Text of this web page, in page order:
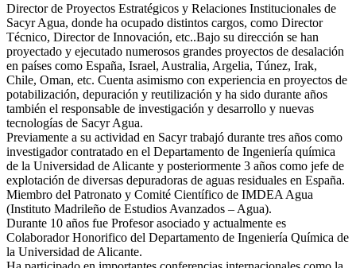
Director de Proyectos Estratégicos y Relaciones Institucionales de
Sacyr Agua, donde ha ocupado distintos cargos, como Director
Técnico, Director de Innovación, etc..Bajo su dirección se han
proyectado y ejecutado numerosos grandes proyectos de desalación
en países como España, Israel, Australia, Argelia, Túnez, Irak,
Chile, Oman, etc. Cuenta asimismo con experiencia en proyectos de
potabilización, depuración y reutilización y ha sido durante años
también el responsable de investigación y desarrollo y nuevas
tecnologías de Sacyr Agua.
Previamente a su actividad en Sacyr trabajó durante tres años como
investigador contratado en el Departamento de Ingeniería química
de la Universidad de Alicante y posteriormente 3 años como jefe de
explotación de diversas depuradoras de aguas residuales en España.
Miembro del Patronato y Comité Científico de IMDEA Agua
(Instituto Madrileño de Estudios Avanzados – Agua).
Durante 10 años fue Profesor asociado y actualmente es
Colaborador Honorifico del Departamento de Ingeniería Química de
la Universidad de Alicante.